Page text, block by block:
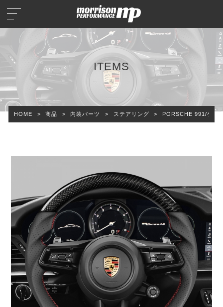
ITEMS
HOME > 商品 > 内装パーツ > ステアリング > PORSCHE 991/ケイ